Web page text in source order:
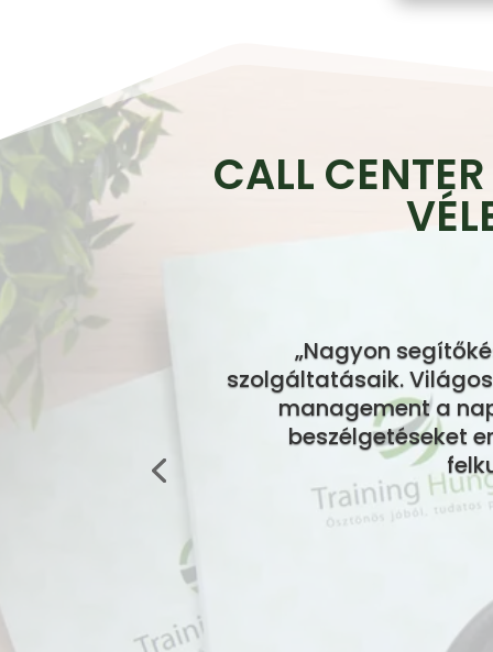
CALL
„Nagyon
szolgáltatásaik.
management a
beszélgetéseket